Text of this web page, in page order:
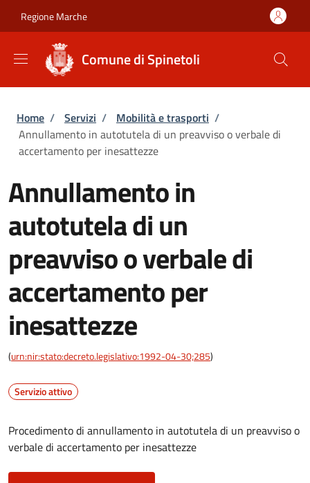
Regione Marche
Comune di Spinetoli
Briciole di pane
Home / Servizi / Mobilità e trasporti /
Annullamento in autotutela di un preavviso o verbale di
accertamento per inesattezze
Annullamento in
autotutela di un
preavviso o verbale di
accertamento per
inesattezze
(urn:nir:stato:decreto.legislativo:1992-04-30;285)
Servizio attivo
Procedimento di annullamento in autotutela di un preavviso o
verbale di accertamento per inesattezze